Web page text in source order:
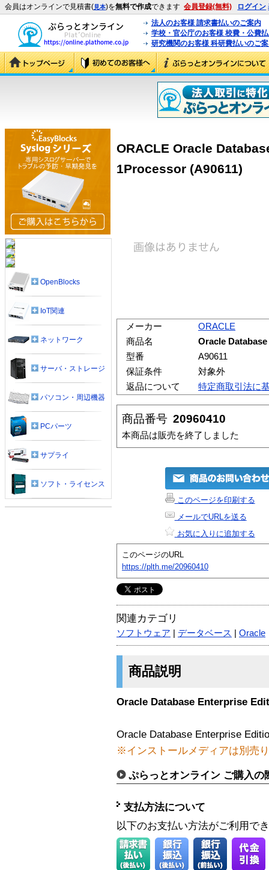
会員はオンラインで見積書(見本)を無料で作成できます 会員登録(無料) ログイン
法人のお客様 請求書払いのご案内
学校・官公庁のお客様 校費・公費
研究機関のお客様 科研費払いのご
ORACLE Oracle
1Processor (A90611)
メーカー
ORACLE
商品名
Oracle
型番
A90611
保証条件
対象外
返品について
特定商取引法に
商品番号 20960410
本商品は販売を終了しました
このページを印刷する
メールでURLを送る
お気に入りに追加する
このページのURL
https://plth.me/20960410
関連カテゴリ
ソフトウェア データベース Oracle
商品説明
Oracle Database Enterprise
Oracle Database Enterprise
※インストールメディアは別売
ぷらっとオンライン ご購入の
支払方法について
以下のお支払い方法がご利用で
OpenBlocks
IoT関連
ネットワーク
サーバ・ストレージ
パソコン・周辺機器
PCパーツ
サプライ
ソフト・ライセンス